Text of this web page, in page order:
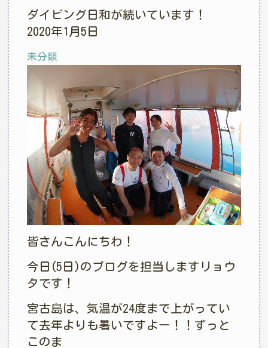
ダイビング日和が続いています！
2020年1月5日
未分類
皆さんこんにちわ！
今日(5日)のブログを担当しますリョウ
タです！
宮古島は、気温が24度まで上がってい
て去年よりも暑いですよー！！ずっと
このま